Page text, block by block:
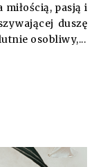
pasją i
duszę
osobliwy,...